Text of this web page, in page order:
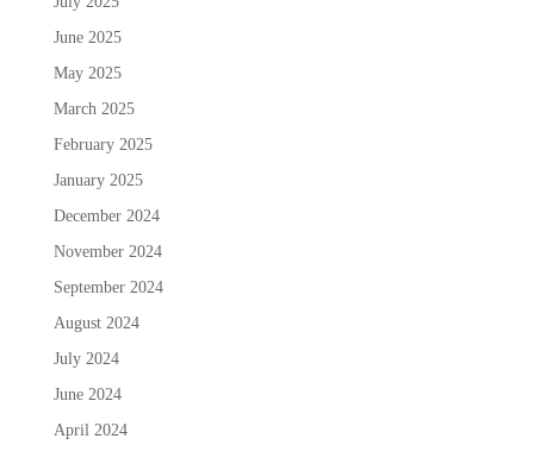
June 2025
May 2025
March 2025
February 2025
January 2025
December 2024
November 2024
September 2024
August 2024
July 2024
June 2024
April 2024